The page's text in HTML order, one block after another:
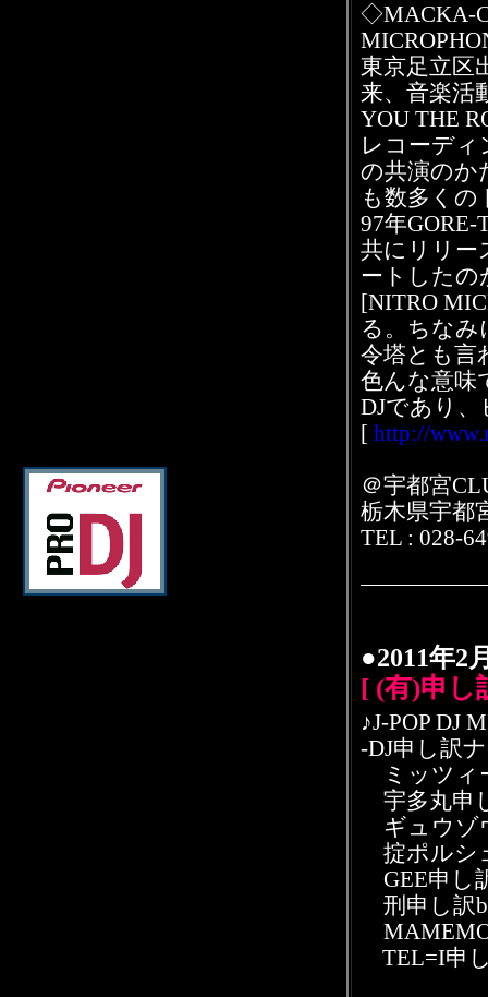
◇MACKA-
東京足立区
来、音楽活
YOU THE
レコーディ
の共演のか
も数多くの
97年GORE-
共にリリー
ートしたの
[NITRO
る。ちなみ
令塔とも言
色んな意味
DJであり
[ http://
＠宇都宮
栃木県宇都
TEL : 028-
●2011年2
[ (有)申し
♪J-POP DJ
-DJ申し訳
ミッツィ
宇多丸申
ギュウゾ
掟ポルシ
GEE申し
刑申し訳
TEL=I申